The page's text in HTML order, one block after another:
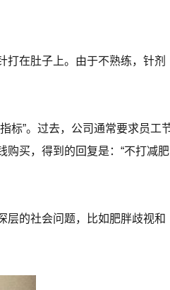
在肚子上。由于不熟练，针剂
标”。过去，公司通常要求员工
买，得到的回复是：“不打减肥
层的社会问题，比如肥胖歧视和